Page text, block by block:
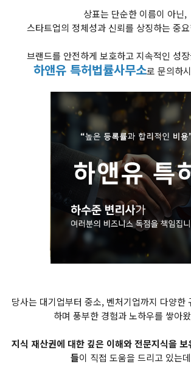
상표는 단순한 이름이 아닌,
스타트업의 정체성과 신뢰를 상징하는 중
브랜드를 안전하게 보호하고 지속적인 성
하앤유 특허법률사무소로 문의하
당사는 대기업부터 중소, 벤처기업까지 다양한
하며 풍부한 경험과 노하우를 쌓아
지식 재산권에 대한 깊은 이해와 전문지식을
들이 직접 도움을 드리고 있는